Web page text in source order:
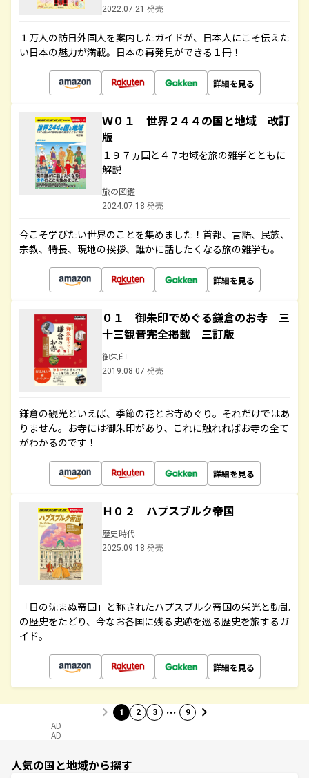
2022.07.21 発売
１万人の訪日外国人を案内したガイドが、日本人にこそ伝えた
い日本の魅力が満載。日本の再発見ができる１冊！
詳細を見る
Ｗ０１ 世界２４４の国と地域 改訂
版
１９７ヵ国と４７地域を旅の雑学とともに
解説
旅の図鑑
2024.07.18 発売
今こそ学びたい世界のことを集めました！首都、言語、民族、
宗教、特長、現地の挨拶、誰かに話したくなる旅の雑学も。
詳細を見る
０１ 御朱印でめぐる鎌倉のお寺 三
十三観音完全掲載 三訂版
御朱印
2019.08.07 発売
鎌倉の観光といえば、季節の花とお寺めぐり。それだけではあ
りません。お寺には御朱印があり、これに触れればお寺の全て
がわかるのです！
詳細を見る
Ｈ０２ ハプスブルク帝国
歴史時代
2025.09.18 発売
「日の沈まぬ帝国」と称されたハプスブルク帝国の栄光と動乱
の歴史をたどり、今なお各国に残る史跡を巡る歴史を旅するガ
イド。
詳細を見る
1 2 3 … 9
AD
AD
人気の国と地域から探す